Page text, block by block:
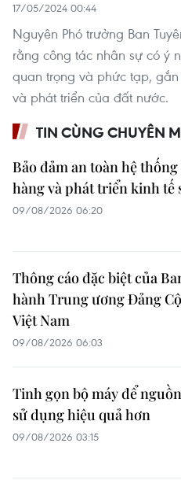
17/05/2024 00:44
Nguyên Phó trưởng Ban
rằng công tác nhân sự có ý
quan trọng và phức tạp,
và phát triển của đất nước.
TIN CÙNG CHUYÊN
Bảo đảm an toàn hệ
hàng và phát triển kinh tế
09/08/2026 06:20
Thông cáo đặc biệt của
hành Trung ương Đảng
Việt Nam
09/08/2026 06:03
Tinh gọn bộ máy để
sử dụng hiệu quả hơn
09/08/2026 03:15